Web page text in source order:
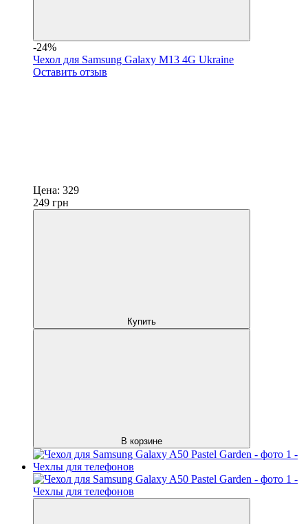
-24%
Чехол для Samsung Galaxy M13 4G Ukraine
Оставить отзыв
Цена: 329
249 грн
Купить
В корзине